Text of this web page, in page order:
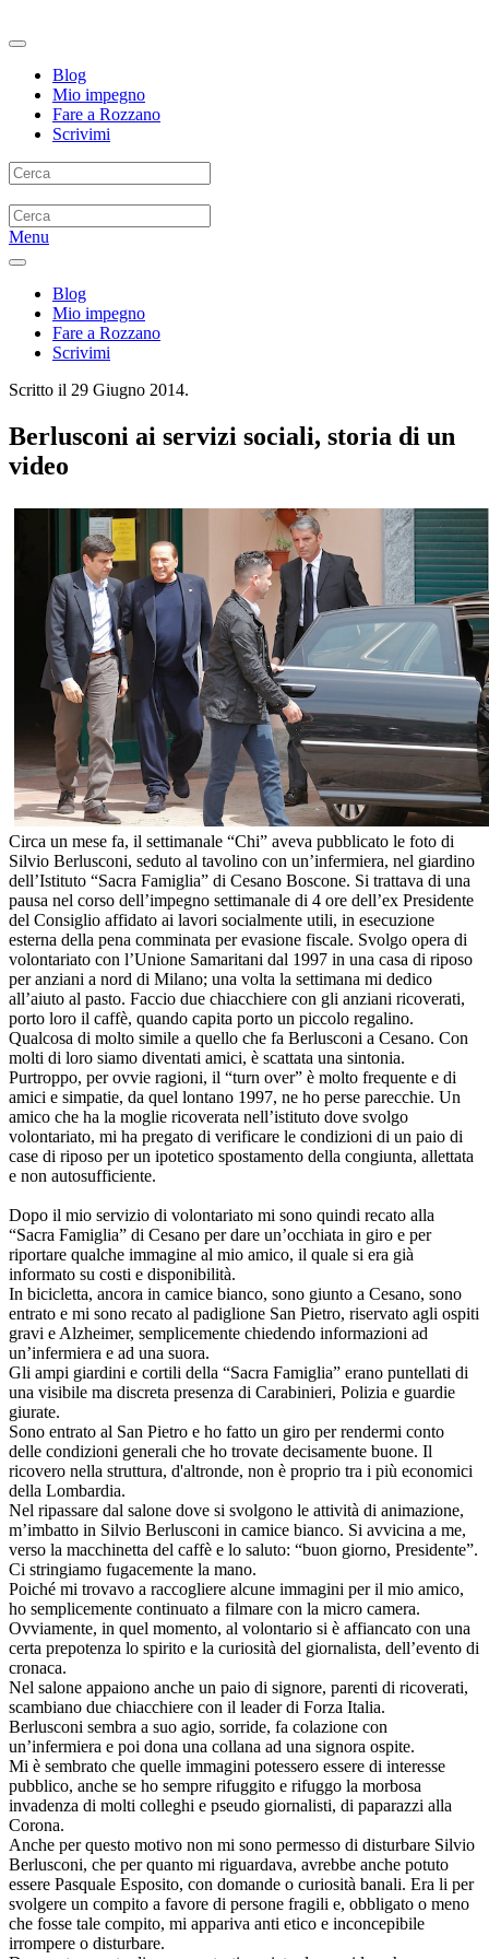
Blog
Mio impegno
Fare a Rozzano
Scrivimi
Menu
Blog
Mio impegno
Fare a Rozzano
Scrivimi
Scritto il 29 Giugno 2014.
Berlusconi ai servizi sociali, storia di un
video
Circa un mese fa, il settimanale “Chi” aveva pubblicato le foto di
Silvio Berlusconi, seduto al tavolino con un’infermiera, nel giardino
dell’Istituto “Sacra Famiglia” di Cesano Boscone. Si trattava di una
pausa nel corso dell’impegno settimanale di 4 ore dell’ex Presidente
del Consiglio affidato ai lavori socialmente utili, in esecuzione
esterna della pena comminata per evasione fiscale. Svolgo opera di
volontariato con l’Unione Samaritani dal 1997 in una casa di riposo
per anziani a nord di Milano; una volta la settimana mi dedico
all’aiuto al pasto. Faccio due chiacchiere con gli anziani ricoverati,
porto loro il caffè, quando capita porto un piccolo regalino.
Qualcosa di molto simile a quello che fa Berlusconi a Cesano. Con
molti di loro siamo diventati amici, è scattata una sintonia.
Purtroppo, per ovvie ragioni, il “turn over” è molto frequente e di
amici e simpatie, da quel lontano 1997, ne ho perse parecchie. Un
amico che ha la moglie ricoverata nell’istituto dove svolgo
volontariato, mi ha pregato di verificare le condizioni di un paio di
case di riposo per un ipotetico spostamento della congiunta, allettata
e non autosufficiente.
Dopo il mio servizio di volontariato mi sono quindi recato alla
“Sacra Famiglia” di Cesano per dare un’occhiata in giro e per
riportare qualche immagine al mio amico, il quale si era già
informato su costi e disponibilità.
In bicicletta, ancora in camice bianco, sono giunto a Cesano, sono
entrato e mi sono recato al padiglione San Pietro, riservato agli ospiti
gravi e Alzheimer, semplicemente chiedendo informazioni ad
un’infermiera e ad una suora.
Gli ampi giardini e cortili della “Sacra Famiglia” erano puntellati di
una visibile ma discreta presenza di Carabinieri, Polizia e guardie
giurate.
Sono entrato al San Pietro e ho fatto un giro per rendermi conto
delle condizioni generali che ho trovate decisamente buone. Il
ricovero nella struttura, d'altronde, non è proprio tra i più economici
della Lombardia.
Nel ripassare dal salone dove si svolgono le attività di animazione,
m’imbatto in Silvio Berlusconi in camice bianco. Si avvicina a me,
verso la macchinetta del caffè e lo saluto: “buon giorno, Presidente”.
Ci stringiamo fugacemente la mano.
Poiché mi trovavo a raccogliere alcune immagini per il mio amico,
ho semplicemente continuato a filmare con la micro camera.
Ovviamente, in quel momento, al volontario si è affiancato con una
certa prepotenza lo spirito e la curiosità del giornalista, dell’evento di
cronaca.
Nel salone appaiono anche un paio di signore, parenti di ricoverati,
scambiano due chiacchiere con il leader di Forza Italia.
Berlusconi sembra a suo agio, sorride, fa colazione con
un’infermiera e poi dona una collana ad una signora ospite.
Mi è sembrato che quelle immagini potessero essere di interesse
pubblico, anche se ho sempre rifuggito e rifuggo la morbosa
invadenza di molti colleghi e pseudo giornalisti, di paparazzi alla
Corona.
Anche per questo motivo non mi sono permesso di disturbare Silvio
Berlusconi, che per quanto mi riguardava, avrebbe anche potuto
essere Pasquale Esposito, con domande o curiosità banali. Era li per
svolgere un compito a favore di persone fragili e, obbligato o meno
che fosse tale compito, mi appariva anti etico e inconcepibile
irrompere o disturbare.